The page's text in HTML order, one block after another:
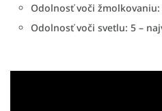
Odolnosť voči žmolkovaniu:
Odolnosť voči svetlu: 5 –